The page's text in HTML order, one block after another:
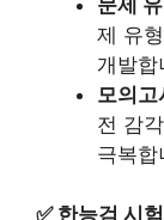
제 유
개발합
모의고
전 감
극복합
✅ 한능검 시